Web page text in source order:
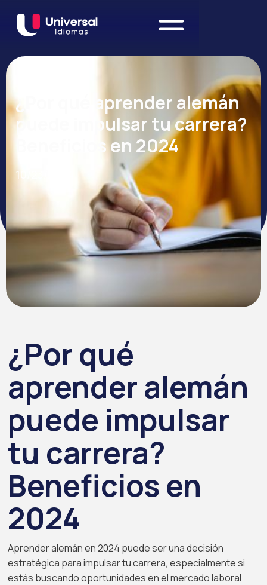
¿Por qué aprender alemán
puede impulsar tu carrera?
Beneficios en 2024
10/23/2024
¿Por qué
aprender alemán
puede impulsar
tu carrera?
Beneficios en
2024
Aprender alemán en 2024 puede ser una decisión
estratégica para impulsar tu carrera, especialmente si
estás buscando oportunidades en el mercado laboral